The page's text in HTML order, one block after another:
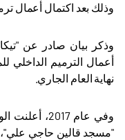
وذلك بعد اكتمال أعمال
وذكر بيان صادر عن
أعمال الترميم الداخلي
نهاية العام الجاري
وفي عام
"مسجد قالين حاجي علي"،